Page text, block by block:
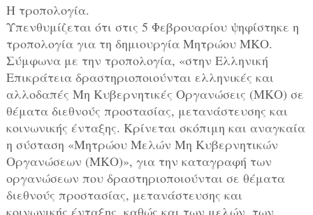
Η τροπολογία.
Υπενθυμίζεται ότι στις 5 Φεβρουαρίου ψηφίστηκε η
τροπολογία για τη δημιουργία Μητρώου ΜΚΟ.
Σύμφωνα με την τροπολογία, «στην Ελληνική
Επικράτεια δραστηριοποιούνται ελληνικές και
αλλοδαπές Μη Κυβερνητικές Οργανώσεις (ΜΚΟ) σε
θέματα διεθνούς προστασίας, μετανάστευσης και
κοινωνικής ένταξης. Κρίνεται σκόπιμη και αναγκαία
η σύσταση «Μητρώου Μελών Μη Κυβερνητικών
Οργανώσεων (ΜΚΟ)», για την καταγραφή των
οργανώσεων που δραστηριοποιούνται σε θέματα
διεθνούς προστασίας, μετανάστευσης και
κοινωνικής ένταξης, καθώς και των μελών, των